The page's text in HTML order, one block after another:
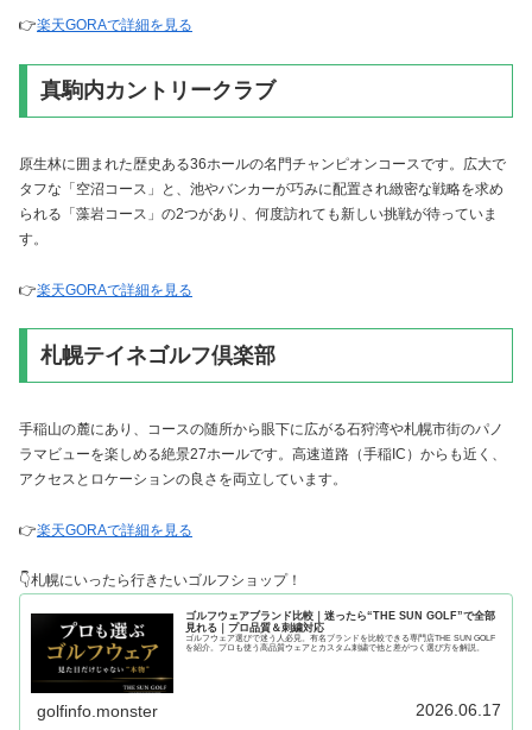
👉楽天GORAで詳細を見る
真駒内カントリークラブ
原生林に囲まれた歴史ある36ホールの名門チャンピオンコースです。広大で
タフな「空沼コース」と、池やバンカーが巧みに配置され緻密な戦略を求め
られる「藻岩コース」の2つがあり、何度訪れても新しい挑戦が待っていま
す。
👉楽天GORAで詳細を見る
札幌テイネゴルフ倶楽部
手稲山の麓にあり、コースの随所から眼下に広がる石狩湾や札幌市街のパノ
ラマビューを楽しめる絶景27ホールです。高速道路（手稲IC）からも近く、
アクセスとロケーションの良さを両立しています。
👉楽天GORAで詳細を見る
👇札幌にいったら行きたいゴルフショップ！
ゴルフウェアブランド比較｜迷ったら“THE SUN GOLF”で全部
見れる｜プロ品質＆刺繍対応
ゴルフウェア選びで迷う人必見。有名ブランドを比較できる専門店THE SUN GOLF
を紹介。プロも使う高品質ウェアとカスタム刺繍で他と差がつく選び方を解説。
golfinfo.monster 2026.06.17